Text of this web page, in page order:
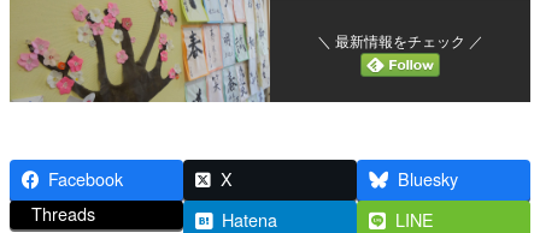
＼ 最新情報をチェック ／
Facebook X
Bluesky
Threads
Hatena LINE